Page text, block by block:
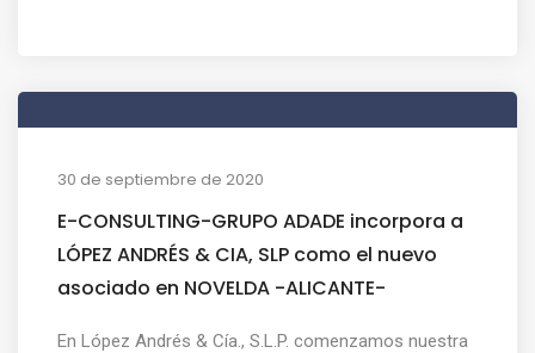
30 de septiembre de 2020
E-CONSULTING-GRUPO ADADE incorpora a
LÓPEZ ANDRÉS & CIA, SLP como el nuevo
asociado en NOVELDA -ALICANTE-
En López Andrés & Cía., S.L.P. comenzamos nuestra